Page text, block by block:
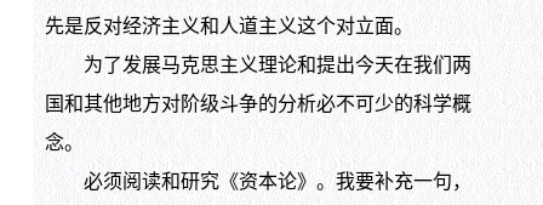
先是反对经济主义和人道主义这个对立面。
为了发展马克思主义理论和提出今天在我们两
国和其他地方对阶级斗争的分析必不可少的科学概
念。
必须阅读和研究《资本论》。我要补充一句，